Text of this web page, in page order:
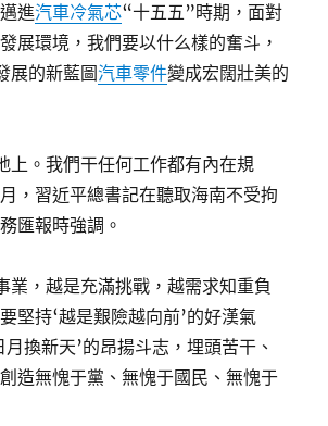
進汽車冷氣芯“十五五”時期，面對
展環境，我們要以什么樣的奮斗，
展的新藍圖汽車零件變成宏闊壯美的
上。我們干任何工作都有內在規
，習近平總書記在聽取海南不受拘
匯報時強調。
業，越是充滿挑戰，越需求知重負
堅持‘越是艱險越向前’的好漢氣
換新天’的昂揚斗志，埋頭苦干、
造無愧于黨、無愧于國民、無愧于